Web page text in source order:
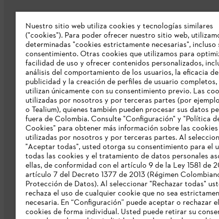
Nuestra empresa
Sobre nosostros
Prensa
Catálogo STIHL
Línea de Integridad de STIHL
Acceso Exclusivo Distribuidores STIHL
Informes de sostenibilidad
Información para nuestros
Nuestro sitio web utiliza cookies y tecnologías similares
("cookies"). Para poder ofrecer nuestro sitio web,
determinadas "cookies estrictamente necesarias", incluso
consentimiento. Otras cookies que utilizamos para
facilidad de uso y ofrecer contenidos personalizados,
análisis del comportamiento de los usuarios, la eficacia
publicidad y la creación de perfiles de usuario completos,
utilizan únicamente con su consentimiento previo. Las
utilizadas por nosotros y por terceras partes (por
o Tealium), quienes también pueden procesar sus datos
fuera de Colombia. Consulte "Configuración" y "Política
Cookies" para obtener más información sobre las cookies
utilizadas por nosotros y por terceras partes. Al
"Aceptar todas", usted otorga su consentimiento para el
todas las cookies y el tratamiento de datos personales
ellas, de conformidad con el artículo 9 de la Ley 1581 de
artículo 7 del Decreto 1377 de 2013 (Régimen
Protección de Datos). Al seleccionar "Rechazar todas"
rechaza el uso de cualquier cookie que no sea
necesaria. En “Configuración” puede aceptar o rechazar
cookies de forma individual. Usted puede retirar su